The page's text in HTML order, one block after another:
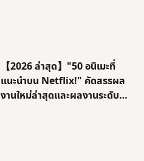
【2026 ล่าสุด】"50 อนิเมะที่
แนะนำบน Netflix!" คัดสรรผล
งานใหม่ล่าสุดและผลงานระดับ